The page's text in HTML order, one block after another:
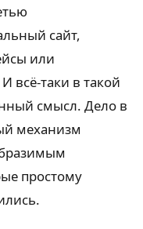
сайт,
или
всё-таки в такой
смысл. Дело в
механизм
простому